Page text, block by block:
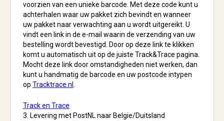
voorzien van een unieke barcode. Met deze code kunt u
achterhalen waar uw pakket zich bevindt en wanneer
uw pakket naar verwachting aan u wordt uitgereikt. U
vindt een link in de e-mail waarin de verzending van uw
bestelling wordt bevestigd. Door op deze link te klikken
komt u automatisch uit op de juiste Track&Trace pagina.
Mocht deze link door omstandigheden niet werken, dan
kunt u handmatig de barcode en uw postcode intypen
op Tracktrace.nl
Track en Trace
3. Levering met PostNL naar Belgie/Duitsland